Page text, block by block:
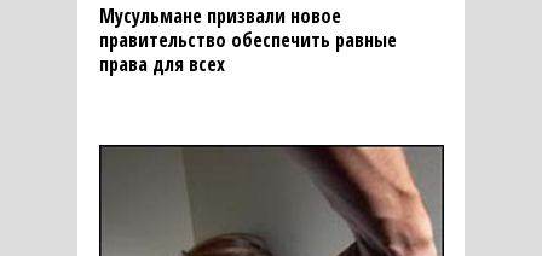
Мусульмане призвали новое
правительство обеспечить равные
права для всех